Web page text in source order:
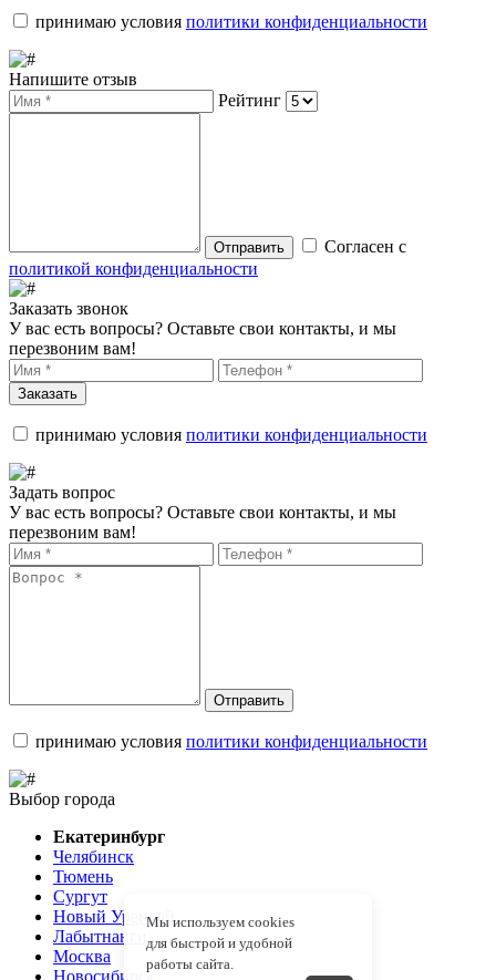
принимаю условия политики конфиденциальности
Напишите отзыв
Рейтинг
Отправить
Согласен с
политикой конфиденциальности
Заказать звонок
У вас есть вопросы? Оставьте свои контакты, и мы
перезвоним вам!
Заказать
принимаю условия политики конфиденциальности
Задать вопрос
У вас есть вопросы? Оставьте свои контакты, и мы
перезвоним вам!
Отправить
принимаю условия политики конфиденциальности
Выбор города
Екатеринбург
Челябинск
Тюмень
Сургут
Новый Уренгой
Лабытнанги
Москва
Новосибирск
Мы используем cookies
для быстрой и удобной
работы сайта.